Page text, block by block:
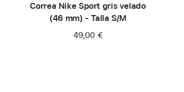
Correa Nike Sport gris velado
(46 mm) - Talla S/M
49,00 €